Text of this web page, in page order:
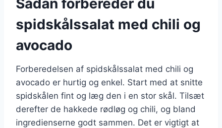
spidskålssalat med chili og
avocado
Forberedelsen af spidskålssalat med chili og
avocado er hurtig og enkel. Start med at snitte
spidskålen fint og læg den i en stor skål. Tilsæt
derefter de hakkede rødløg og chili, og bland
ingredienserne godt sammen. Det er vigtigt at